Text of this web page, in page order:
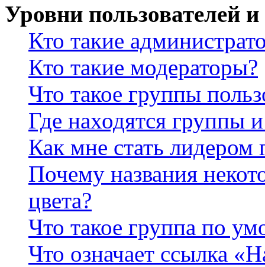
Уровни пользователей
Кто такие
Кто такие модераторы?
Что такое группы
Где находятся группы
Как мне стать лидером
Почему названия
цвета?
Что такое группа по
Что означает ссылка